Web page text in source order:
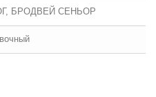
БРОДВЕЙ СЕНЬОР